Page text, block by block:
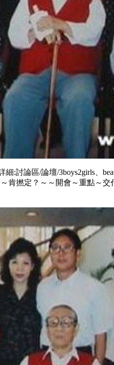
:討論區/論壇/3boys2girls、
肯撚定？～～開會～重點～交